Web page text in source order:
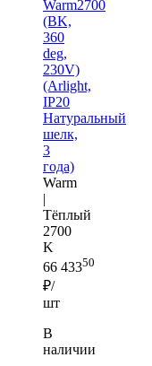
Warm2700
(BK,
360
deg,
230V)
(Arlight,
IP20
Натуральный
шелк,
3
года)
Warm
|
Тёплый
2700
K
66 43350
₽/
шт
В
наличии